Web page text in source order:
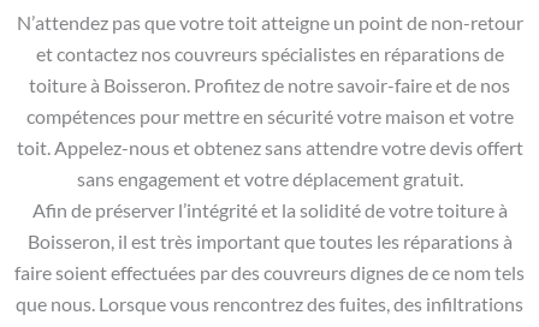
N’attendez pas que votre toit atteigne un point de non-retour
et contactez nos couvreurs spécialistes en réparations de
toiture à Boisseron. Profitez de notre savoir-faire et de nos
compétences pour mettre en sécurité votre maison et votre
toit. Appelez-nous et obtenez sans attendre votre devis offert
sans engagement et votre déplacement gratuit.
Afin de préserver l’intégrité et la solidité de votre toiture à
Boisseron, il est très important que toutes les réparations à
faire soient effectuées par des couvreurs dignes de ce nom tels
que nous. Lorsque vous rencontrez des fuites, des infiltrations